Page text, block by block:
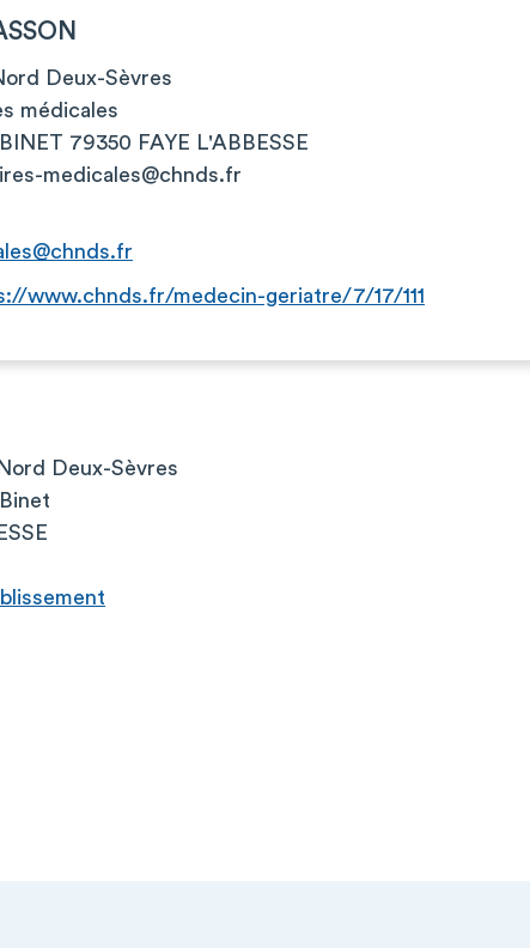
Deux-Sèvres
médicales
79350 FAYE L'ABBESSE
medicales@chnds.fr
www.chnds.fr/medecin-geriatre/7/17/111
Deux-Sèvres